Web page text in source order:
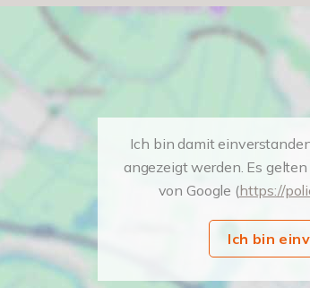
Ich bin damit
angezeigt werden. Es
von Google (https://
Ich bin